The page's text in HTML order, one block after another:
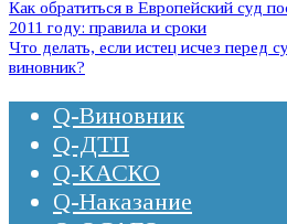
Как обратиться в Европейский суд
2011 году: правила и сроки
Что делать, если истец исчез перед
виновник?
Q-Виновник
Q-ДТП
Q-КАСКО
Q-Наказание